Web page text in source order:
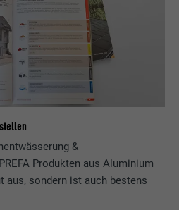
&
Produkten aus Aluminium
aus, sondern ist auch bestens
eine eindeutige ID, die verwendet
Daten dazu, wieder
die Website nutzt, zu generieren.
gesetzt, um zu prüfen, ob
die vom Benutzer ausgewählte